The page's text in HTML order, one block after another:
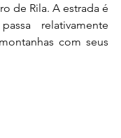
de Rila. A estrada é
relativamente
com seus